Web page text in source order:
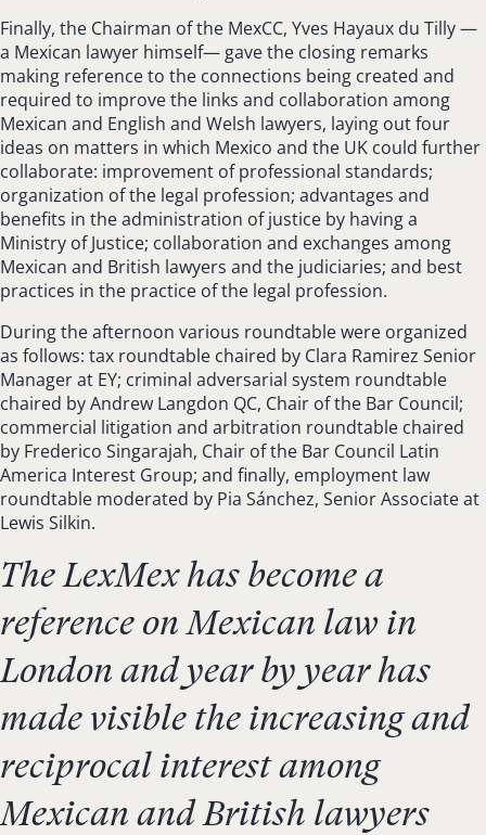
Finally, the Chairman of the MexCC, Yves Hayaux du Tilly —
a Mexican lawyer himself— gave the closing remarks
making reference to the connections being created and
required to improve the links and collaboration among
Mexican and English and Welsh lawyers, laying out four
ideas on matters in which Mexico and the UK could further
collaborate: improvement of professional standards;
organization of the legal profession; advantages and
benefits in the administration of justice by having a
Ministry of Justice; collaboration and exchanges among
Mexican and British lawyers and the judiciaries; and best
practices in the practice of the legal profession.
During the afternoon various roundtable were organized
as follows: tax roundtable chaired by Clara Ramirez Senior
Manager at EY; criminal adversarial system roundtable
chaired by Andrew Langdon QC, Chair of the Bar Council;
commercial litigation and arbitration roundtable chaired
by Frederico Singarajah, Chair of the Bar Council Latin
America Interest Group; and finally, employment law
roundtable moderated by Pia Sánchez, Senior Associate at
Lewis Silkin.
The LexMex has become a
reference on Mexican law in
London and year by year has
made visible the increasing and
reciprocal interest among
Mexican and British lawyers